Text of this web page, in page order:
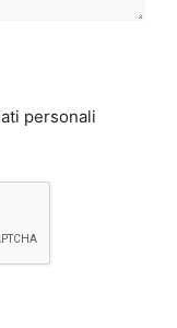
personali